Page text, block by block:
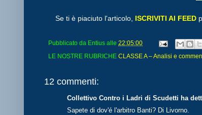
Se ti è piaciuto l'articolo, ISCRIVITI AI FEED
Pubblicato da Entius alle 22:05:00
LE NOSTRE RUBRICHE CLASSE A – Analisi e
12 commenti:
Collettivo Contro i Ladri di Scudetti ha
Sapete di dov'é l'arbitro Banti? Di Livorno.